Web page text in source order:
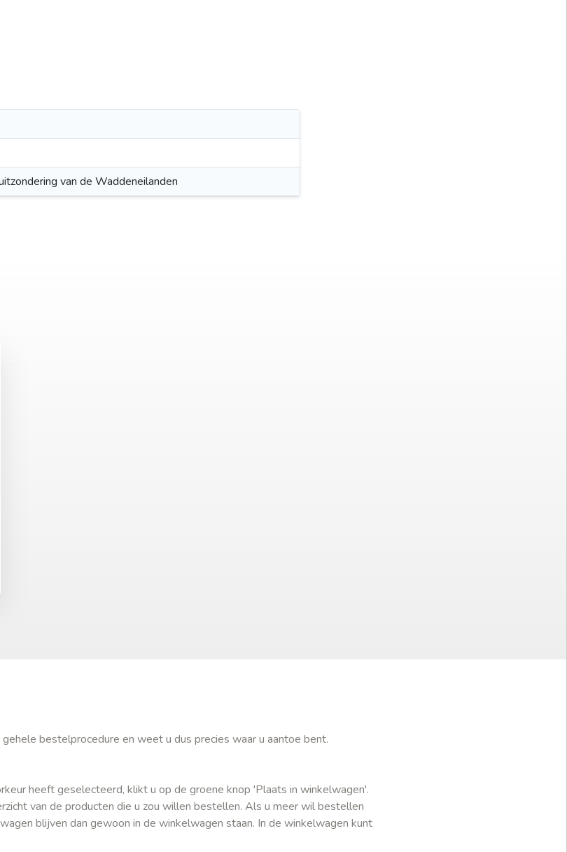
van de Waddeneilanden
bestelprocedure en weet u dus precies waar u aantoe bent.
heeft geselecteerd, klikt u op de groene knop 'Plaats in winkelwagen'.
van de producten die u zou willen bestellen. Als u meer wil bestellen
blijven dan gewoon in de winkelwagen staan. In de winkelwagen kunt